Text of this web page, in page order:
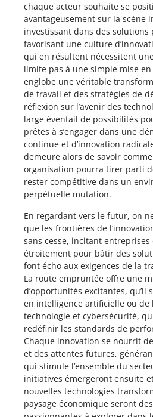
chaque acteur souhaite se
avantageusement sur la scène
investissant dans des
favorisant une culture
qui en résultent nécessitent
limite pas à une simple mise
englobe une véritable
de travail et des stratégies de
réflexion sur l’avenir des
large éventail de possibilités
prêtes à s’engager dans une
continue et d’innovation
demeure alors de savoir
organisation pourra tirer parti
rester compétitive dans un
perpétuelle mutation.
En regardant vers le futur, on
que les frontières de
sans cesse, incitant
étroitement pour bâtir des
font écho aux exigences de la
La route empruntée offre une
d’opportunités excitantes, qu’il
en intelligence artificielle ou de
technologie et cybersécurité,
redéfinir les standards de
Chaque innovation se nourrit
et des attentes futures,
qui stimule l’ensemble du
initiatives émergeront ensuite
nouvelles technologies
paysage économique seront